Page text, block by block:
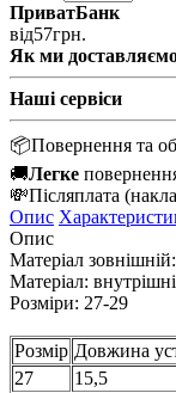
ПриватБанк
від57грн.
Як ми
Наші сервіси
📦Повернення та
🚚Легке
💸Післяплата
Опис
Опис
Матеріал
Матеріал:
Розміри: 27-29
Розмір Довжина
27
15,5